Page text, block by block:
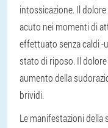
intossicazione. Il
acuto nei momenti di
effettuato senza caldi
stato di riposo. Il
aumento della
brividi.
Le manifestazioni